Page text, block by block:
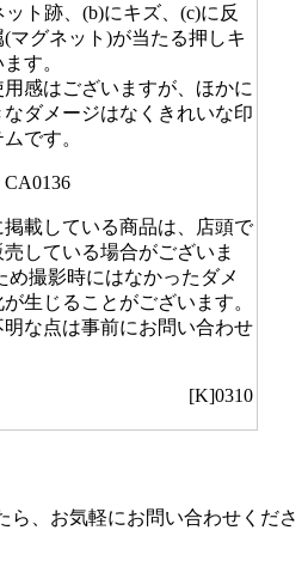
ット跡、(b)にキズ、(c)に反
マグネット)が当たる押しキ
す。
感はございますが、ほかに
なダメージはなくきれいな印
です。
掲載している商品は、店頭で
売している場合がございま
め撮影時にはなかったダメ
生じることがございます。
な点は事前にお問い合わせ
[K]0310
ら、お気軽にお問い合わせくださ